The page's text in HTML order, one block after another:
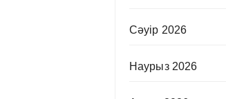
Сәуір 2026
Наурыз 2026